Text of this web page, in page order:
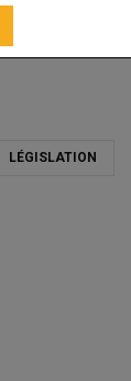
LÉGISLATION